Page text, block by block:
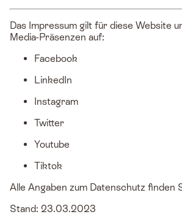
Das Impressum gilt für diese Website
Media-Präsenzen auf:
Facebook
LinkedIn
Instagram
Twitter
Youtube
Tiktok
Alle Angaben zum Datenschutz finden
Stand: 23.03.2023